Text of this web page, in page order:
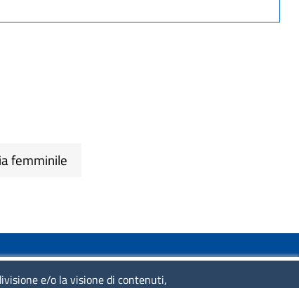
femminile
REALIZZATO DA
e/o la visione di contenuti,